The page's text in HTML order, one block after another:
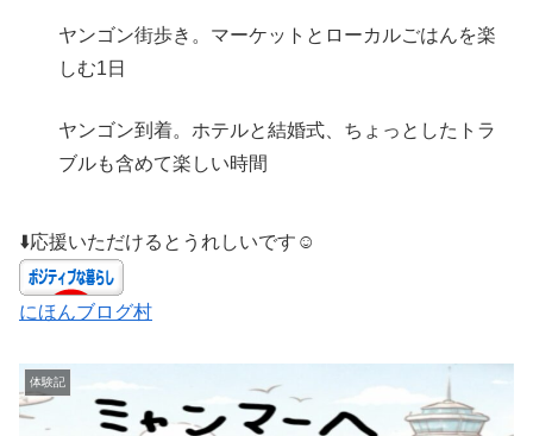
ヤンゴン街歩き。マーケットとローカルごはんを楽
しむ1日
ヤンゴン到着。ホテルと結婚式、ちょっとしたトラ
ブルも含めて楽しい時間
⬇️応援いただけるとうれしいです☺️
にほんブログ村
体験記